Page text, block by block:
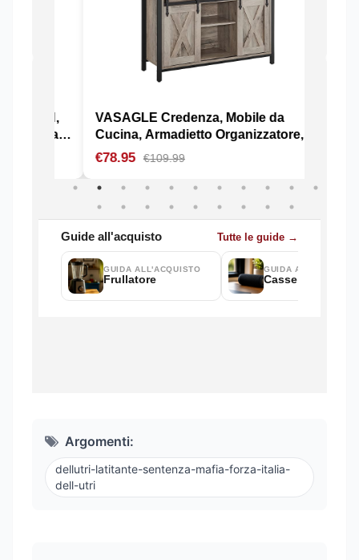
Argomenti:
dellutri-latitante-sentenza-mafia-forza-italia-
dell-utri